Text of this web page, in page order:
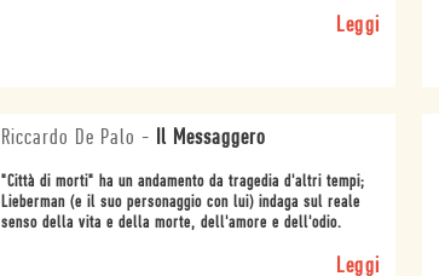
Leggi
Riccardo De Palo - Il Messaggero
"Città di morti" ha un andamento da tragedia d'altri tempi;
Lieberman (e il suo personaggio con lui) indaga sul reale
senso della vita e della morte, dell'amore e dell'odio.
Leggi